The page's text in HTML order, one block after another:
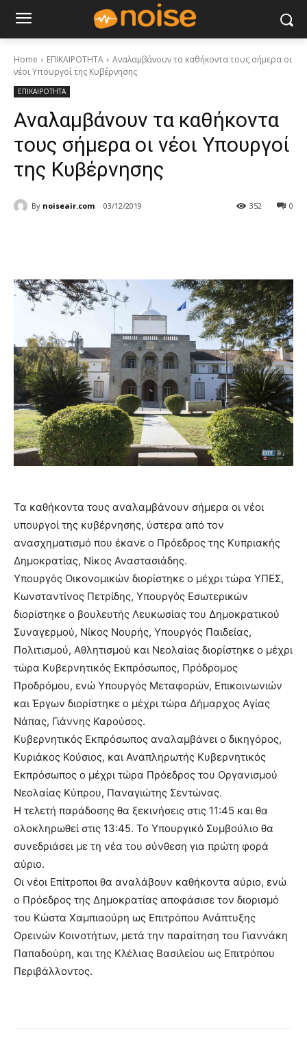
Home ΕΠΙΚΑΙΡΟΤΗΤΑ
Αναλαμβάνουν τα καθήκοντα τους σήμερα οι
νέοι Υπουργοί της Κυβέρνησης
ΕΠΙΚΑΙΡΟΤΗΤΑ
Αναλαμβάνουν τα καθήκοντα
τους σήμερα οι νέοι Υπουργοί
της Κυβέρνησης
By noiseair.com 03/12/2019 0
352
Τα καθήκοντα τους αναλαμβάνουν σήμερα οι νέοι
υπουργοί της κυβέρνησης, ύστερα από τον
ανασχηματισμό που έκανε ο Πρόεδρος της Κυπριακής
Δημοκρατίας, Νίκος Αναστασιάδης.
Υπουργός Οικονομικών διορίστηκε ο μέχρι τώρα ΥΠΕΣ,
Κωνσταντίνος Πετρίδης, Υπουργός Εσωτερικών
διορίστηκε ο βουλευτής Λευκωσίας του Δημοκρατικού
Συναγερμού, Νίκος Νουρής, Υπουργός Παιδείας,
Πολιτισμού, Αθλητισμού και Νεολαίας διορίστηκε ο μέχρι
τώρα Κυβερνητικός Εκπρόσωπος, Πρόδρομος
Προδρόμου, ενώ Υπουργός Μεταφορών, Επικοινωνιών
και Έργων διορίστηκε ο μέχρι τώρα Δήμαρχος Αγίας
Νάπας, Γιάννης Καρούσος.
Κυβερνητικός Εκπρόσωπος αναλαμβάνει ο δικηγόρος,
Κυριάκος Κούσιος, και Αναπληρωτής Κυβερνητικός
Εκπρόσωπος ο μέχρι τώρα Πρόεδρος του Οργανισμού
Νεολαίας Κύπρου, Παναγιώτης Σεντώνας.
Η τελετή παράδοσης θα ξεκινήσεις στις 11:45 και θα
ολοκληρωθεί στις 13:45. Το Υπουργικό Συμβούλιο θα
συνεδριάσει με τη νέα του σύνθεση για πρώτη φορά
αύριο.
Οι νέοι Επίτροποι θα αναλάβουν καθήκοντα αύριο, ενώ
ο Πρόεδρος της Δημοκρατίας αποφάσισε τον διορισμό
του Κώστα Χαμπιαούρη ως Επιτρόπου Ανάπτυξης
Ορεινών Κοινοτήτων, μετά την παραίτηση του Γιαννάκη
Παπαδούρη, και της Κλέλιας Βασιλείου ως Επιτρόπου
Περιβάλλοντος.